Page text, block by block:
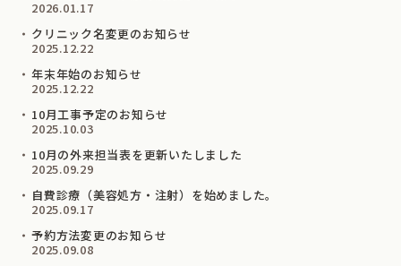
2026.01.17
クリニック名変更のお知らせ
2025.12.22
年末年始のお知らせ
2025.12.22
10月工事予定のお知らせ
2025.10.03
10月の外来担当表を更新いたしました
2025.09.29
自費診療（美容処方・注射）を始めました。
2025.09.17
予約方法変更のお知らせ
2025.09.08